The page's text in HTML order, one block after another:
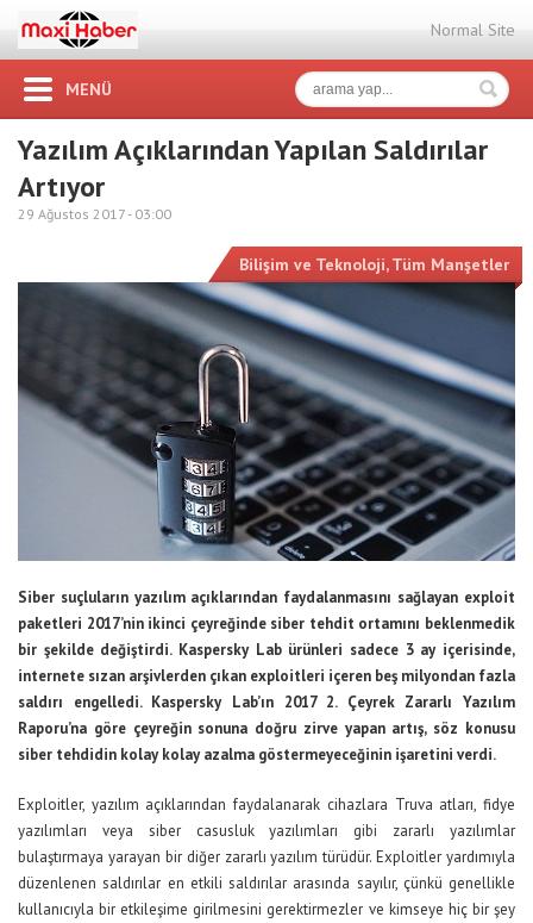
Normal Site
MENÜ
Yazılım Açıklarından Yapılan Saldırılar
Artıyor
29 Ağustos 2017 - 03:00
Bilişim ve Teknoloji,Tüm Manşetler
Siber suçluların yazılım açıklarından faydalanmasını sağlayan exploit
paketleri 2017’nin ikinci çeyreğinde siber tehdit ortamını beklenmedik
bir şekilde değiştirdi. Kaspersky Labürünleri sadece 3 ay içerisinde,
internete sızan arşivlerden çıkan exploitleri içeren beş milyondan fazla
saldırı engelledi. Kaspersky Lab’ın 2017 2. Çeyrek Zararlı Yazılım
Raporu’na göre çeyreğin sonuna doğru zirve yapan artış, söz konusu
siber tehdidin kolay kolay azalma göstermeyeceğinin işaretini verdi.
Exploitler, yazılım açıklarından faydalanarak cihazlara Truva atları, fidye
yazılımları veya siber casusluk yazılımları gibi zararlı yazılımlar
bulaştırmaya yarayan bir diğer zararlı yazılım türüdür. Exploitler yardımıyla
düzenlenen saldırılar en etkili saldırılar arasında sayılır, çünkü genellikle
kullanıcıyla bir etkileşime girilmesini gerektirmezler ve kimseye hiç bir şey